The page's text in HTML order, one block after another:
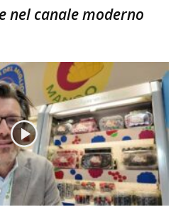
nel canale moderno